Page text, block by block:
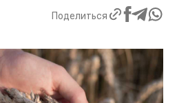
Поделиться